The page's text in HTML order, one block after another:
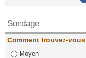
Sondage
Comment trouvez-
Moyen